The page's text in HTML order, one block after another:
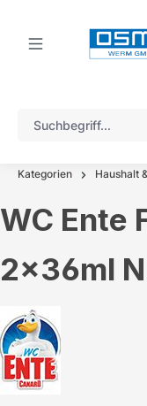
Kategorien Haushalt
WC Ente
2x36ml